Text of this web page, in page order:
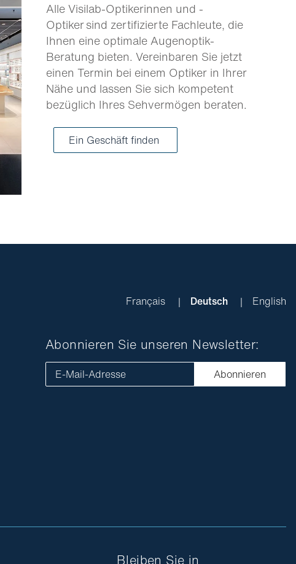
Alle Visilab-Optikerinnen und -
Optiker sind zertifizierte Fachleute, die
Ihnen eine optimale Augenoptik-
Beratung bieten. Vereinbaren Sie jetzt
einen Termin bei einem Optiker in Ihrer
Nähe und lassen Sie sich kompetent
bezüglich Ihres Sehvermögen beraten.
Ein Geschäft finden
Français Deutsch English
Abonnieren Sie unseren Newsletter:
E-Mail-Adresse Abonnieren
Bleiben Sie in